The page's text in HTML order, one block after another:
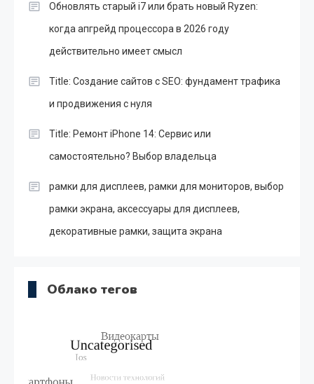
Обновлять старый i7 или брать новый Ryzen:
когда апгрейд процессора в 2026 году
действительно имеет смысл
Title: Создание сайтов с SEO: фундамент трафика
и продвижения с нуля
Title: Ремонт iPhone 14: Сервис или
самостоятельно? Выбор владельца
рамки для дисплеев, рамки для мониторов, выбор
рамки экрана, аксессуары для дисплеев,
декоративные рамки, защита экрана
Облако тегов